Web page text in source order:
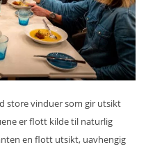
store vinduer som gir utsikt
er flott kilde til naturlig
en flott utsikt, uavhengig